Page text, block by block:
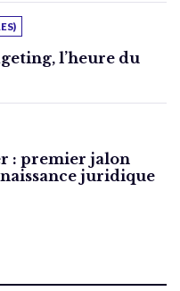
l’heure du
: premier jalon
juridique